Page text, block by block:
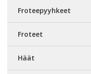
Froteepyyhkeet
Froteet
Häät